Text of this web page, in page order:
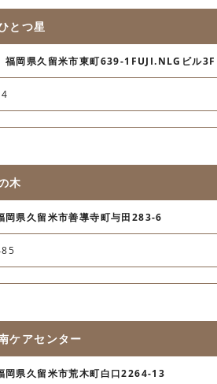
とつ星
岡県久留米市東町639-1FUJI.NLGビル3F
木
県久留米市善導寺町与田283-6
ケアセンター
県久留米市荒木町白口2264-13